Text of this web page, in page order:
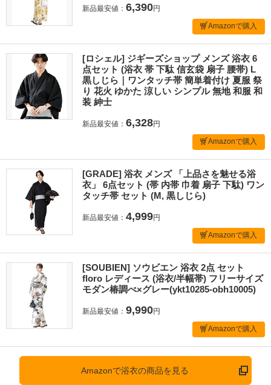
新品最安値： 6,390円
Amazonで購入
[ロシェル] ジギーズショップ メンズ 浴衣 6
点セット (浴衣 帯 下駄 信玄袋 扇子 腰帯) L
黒しじら｜ワンタッチ帯 簡単着付け 夏服 祭
り 花火 ゆかた 涼しい シンプル 無地 和服 和
装 紳士
新品最安値： 6,328円
Amazonで購入
[GRADE] 浴衣 メンズ 「上品さを魅せる浴
衣」 6点セット (帯 内帯 巾着 扇子 下駄) ワン
タッチ帯 セット (M, 黒しじら)
新品最安値： 4,999円
Amazonで購入
[SOUBIEN] ソウビエン 浴衣 2点 セット
floro レディース (浴衣/半幅帯) フリーサイズ
モダン椿調べ×グレー(ykt10285-obh10005)
新品最安値： 9,990円
Amazonで購入
Amazonで浴衣の商品を見る